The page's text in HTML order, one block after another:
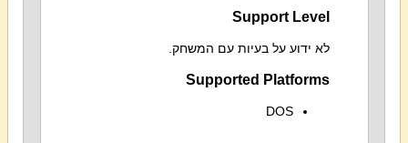
Support Level
לא ידוע על בעיות עם המשחק.
Supported Platforms
DOS